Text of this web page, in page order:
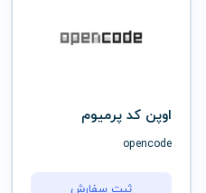
اوپن کد پرمیوم
opencode
ثبت سفارش